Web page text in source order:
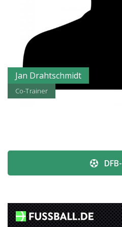
Jan Drahtschmidt
Co-Trainer